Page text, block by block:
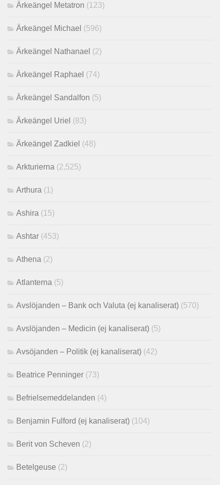
Ärkeängel Metatron (123)
Ärkeängel Michael (596)
Ärkeängel Nathanael (2)
Ärkeängel Raphael (74)
Ärkeängel Sandalfon (5)
Ärkeängel Uriel (83)
Ärkeängel Zadkiel (48)
Arkturierna (2,525)
Arthura (1)
Ashira (15)
Ashtar (453)
Athena (2)
Atlanterna (5)
Avslöjanden – Bank och Valuta (ej kanaliserat) (570)
Avslöjanden – Medicin (ej kanaliserat) (5)
Avsöjanden – Politik (ej kanaliserat) (42)
Beatrice Penninger (73)
Befrielsemeddelanden (4)
Benjamin Fulford (ej kanaliserat) (104)
Berit von Scheven (2)
Betelgeuse (2)